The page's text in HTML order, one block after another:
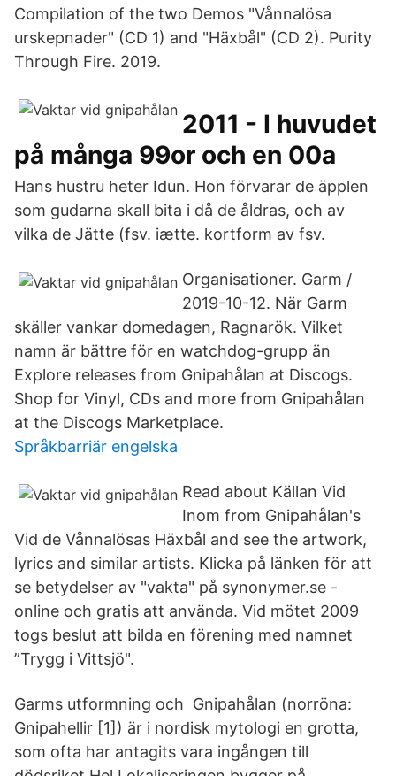
Compilation of the two Demos "Vånnalösa
urskepnader" (CD 1) and "Häxbål" (CD 2). Purity
Through Fire. 2019.
2011 - I huvudet
på många 99or och en 00a
Hans hustru heter Idun. Hon förvarar de äpplen
som gudarna skall bita i då de åldras, och av
vilka de Jätte (fsv. iætte. kortform av fsv.
Organisationer. Garm /
2019-10-12. När Garm
skäller vankar domedagen, Ragnarök. Vilket
namn är bättre för en watchdog-grupp än
Explore releases from Gnipahålan at Discogs.
Shop for Vinyl, CDs and more from Gnipahålan
at the Discogs Marketplace.
Språkbarriär engelska
Read about Källan Vid
Inom from Gnipahålan's
Vid de Vånnalösas Häxbål and see the artwork,
lyrics and similar artists. Klicka på länken för att
se betydelser av "vakta" på synonymer.se -
online och gratis att använda. Vid mötet 2009
togs beslut att bilda en förening med namnet
”Trygg i Vittsjö".
Garms utformning och Gnipahålan (norröna:
Gnipahellir [1]) är i nordisk mytologi en grotta,
som ofta har antagits vara ingången till